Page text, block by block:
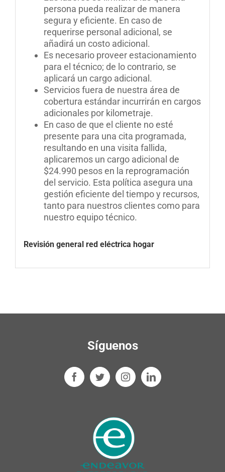
persona pueda realizar de manera
segura y eficiente. En caso de
requerirse personal adicional, se
añadirá un costo adicional.
Es necesario proveer estacionamiento
para el técnico; de lo contrario, se
aplicará un cargo adicional.
Servicios fuera de nuestra área de
cobertura estándar incurrirán en cargos
adicionales por kilometraje.
En caso de que el cliente no esté
presente para una cita programada,
resultando en una visita fallida,
aplicaremos un cargo adicional de
$24.990 pesos en la reprogramación
del servicio. Esta política asegura una
gestión eficiente del tiempo y recursos,
tanto para nuestros clientes como para
nuestro equipo técnico.
Revisión general red eléctrica hogar
Síguenos